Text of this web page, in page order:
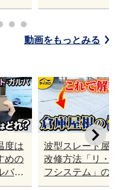
のポイント【総
動画をもっとみる
度は
めの
バ・
レー
波型スレート屋
改修方法「リ・
フシステム」の
みと特徴